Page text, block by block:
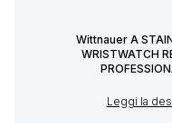
Wittnauer A
WRISTWATCH
Leggi la